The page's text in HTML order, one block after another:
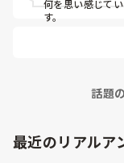
何を思い感じて
す。
話題
最近のリアルア